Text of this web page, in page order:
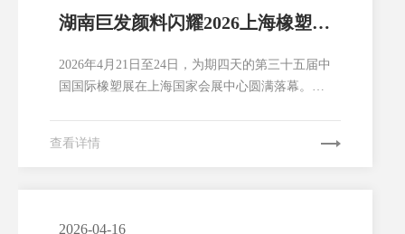
湖南巨发颜料闪耀2026上海橡塑
2026年4月21日至24日，为期四天的第三十五届中
国国际橡塑展在上海国家会展中心圆满落幕。湖
最新成果与创新实力。本次展会，湖南巨发颜料
查看详情
2026-04-16